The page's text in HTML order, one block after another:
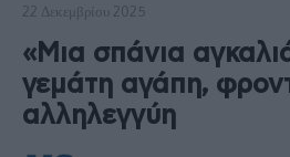
22 Δεκεμβρίου 2025
«Μια σπάνια
γεμάτη αγάπη,
αλληλεγγύη